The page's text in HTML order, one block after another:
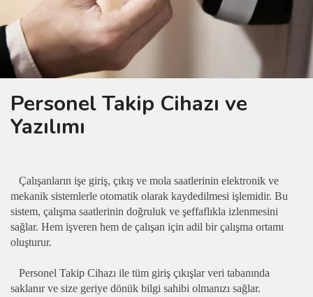
Personel Takip Cihazı ve
Yazılımı
Çalışanların işe giriş, çıkış ve mola saatlerinin elektronik ve
mekanik sistemlerle otomatik olarak kaydedilmesi işlemidir. Bu
sistem, çalışma saatlerinin doğruluk ve şeffaflıkla izlenmesini
sağlar. Hem işveren hem de çalışan için adil bir çalışma ortamı
oluşturur.
Personel Takip Cihazı ile tüm giriş çıkışlar veri tabanında
saklanır ve size geriye dönük bilgi sahibi olmanızı sağlar.